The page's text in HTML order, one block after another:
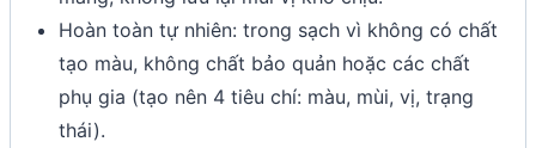
Hoàn toàn tự nhiên: trong sạch vì không có chất
tạo màu, không chất bảo quản hoặc các chất
phụ gia (tạo nên 4 tiêu chí: màu, mùi, vị, trạng
thái).